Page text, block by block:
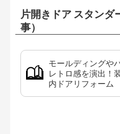
片開きドア スタンダ
事）
モールディングや
レトロ感を演出！
内ドアリフォーム